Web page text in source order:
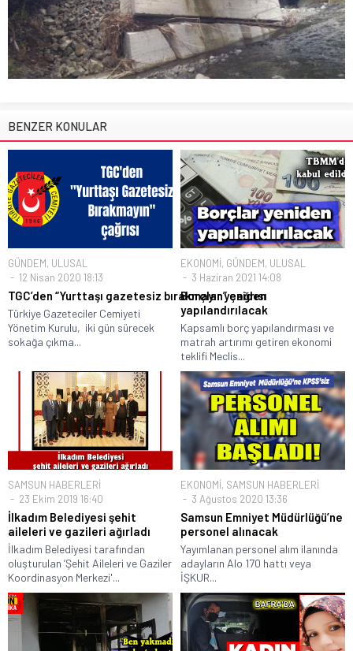
BENZER KONULAR
GÜNDEM, ULUSAL
12 Nisan 2020 18:13
TGC’den “Yurttaşı gazetesiz bırakmayın” çağrısı
Türkiye Gazeteciler Cemiyeti
Yönetim Kurulu, iki gün sürecek
sokağa çıkma...
EKONOMİ, GÜNDEM, ULUSAL
3 Haziran 2021 14:08
Borçlar yeniden
yapılandırılacak
Kapsamlı borç yapılandırması ve
matrah artırımı getiren ekonomi
teklifi Meclis...
SAMSUN HABERLERİ
23 Ekim 2019 16:40
İlkadım Belediyesi şehit
aileleri ve gazileri ağırladı
İlkadım Belediyesi tarafından
oluşturulan ’Şehit Aileleri ve Gaziler
Koordinasyon Merkezi'...
EKONOMİ, SAMSUN HABERLERİ
3 Ağustos 2020 13:36
Samsun Emniyet Müdürlüğü’ne
personel alınacak
Yayımlanan personel alım ilanında
adayların Alo 170 hattı veya
İŞKUR...